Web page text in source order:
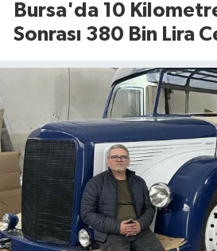
Bursa'da 10
Sonrası 380 Bin Lira